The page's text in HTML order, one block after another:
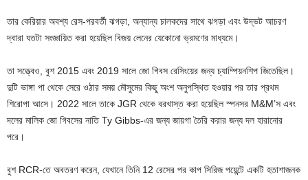
তার কেরিয়ার অবশ্য রেস-পরবর্তী ঝগড়া, অন্যান্য চালকদের সাথে ঝগড়া এবং উদ্ভট আচরণ
দ্বারা যতটা সংজ্ঞায়িত করা হয়েছিল বিজয় লেনের যেকোনো ভ্রমণের মাধ্যমে।
তা সত্ত্বেও, বুশ 2015 এবং 2019 সালে জো গিবস রেসিংয়ের জন্য চ্যাম্পিয়নশিপ জিতেছিল।
দুটি ভাঙ্গা পা থেকে সেরে ওঠার সময় মৌসুমের কিছু অংশ অনুপস্থিত হওয়ার পর তার প্রথম
শিরোপা আসে। 2022 সালে তাকে JGR থেকে বরখাস্ত করা হয়েছিল স্পনসর M&M’স এবং
দলের মালিক জো গিবসের নাতি Ty Gibbs-এর জন্য জায়গা তৈরি করার জন্য দল হারানোর
পরে।
বুশ RCR-তে অবতরণ করেন, যেখানে তিনি 12 রেসের পর কাপ সিরিজ পয়েন্টে একটি হতাশাজনক